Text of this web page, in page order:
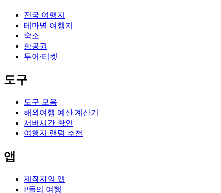
전국 여행지
테마별 여행지
숙소
항공권
투어·티켓
도구
도구 모음
해외여행 예산 계산기
서버시간 확인
여행지 랜덤 추천
앱
제작자의 앱
P들의 여행